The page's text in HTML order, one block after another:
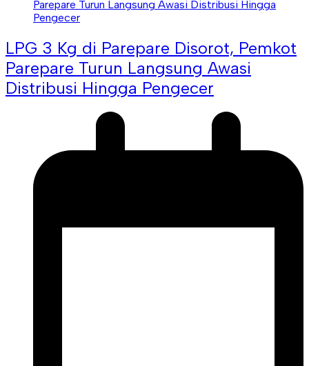
LPG 3 Kg di Parepare Disorot, Pemkot
Parepare Turun Langsung Awasi
Distribusi Hingga Pengecer